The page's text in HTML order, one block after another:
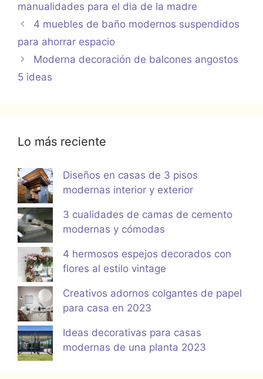
manualidades para el dia de la madre
4 muebles de baño modernos suspendidos
para ahorrar espacio
Moderna decoración de balcones angostos
5 ideas
Lo más reciente
Diseños en casas de 3 pisos
modernas interior y exterior
3 cualidades de camas de cemento
modernas y cómodas
4 hermosos espejos decorados con
flores al estilo vintage
Creativos adornos colgantes de papel
para casa en 2023
Ideas decorativas para casas
modernas de una planta 2023